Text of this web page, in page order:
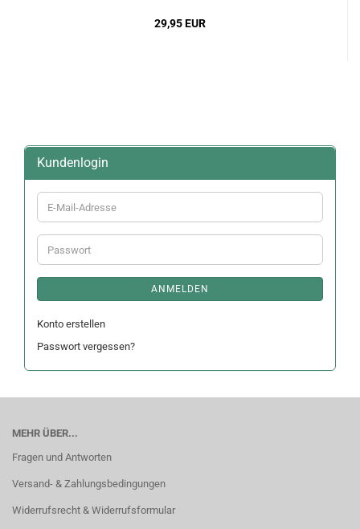
29,95 EUR
Kundenlogin
E-
Mail-
Adresse
Passwort
ANMELDEN
Konto erstellen
Passwort vergessen?
MEHR ÜBER...
Fragen und Antworten
Versand- & Zahlungsbedingungen
Widerrufsrecht & Widerrufsformular